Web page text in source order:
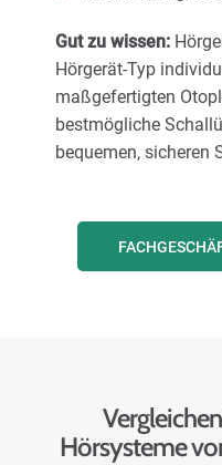
Gut zu wissen:
Hörgerät-Typ
maßgefertigten
bestmögliche
bequemen, sicheren
Hörsysteme